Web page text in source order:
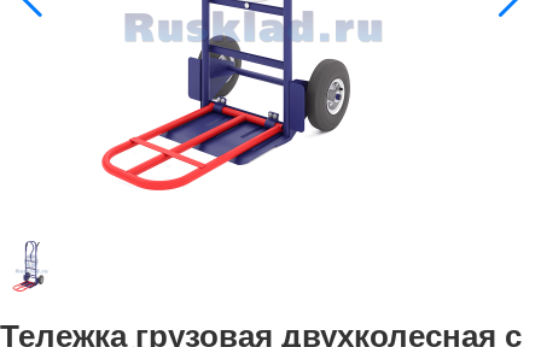
Тележка грузовая двухколесная с